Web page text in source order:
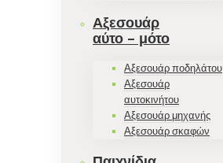
Αξεσουάρ
αύτο – μότο
Αξεσουάρ ποδηλάτου
Αξεσουάρ
αυτοκινήτου
Αξεσουάρ μηχανής
Αξεσουάρ σκαφών